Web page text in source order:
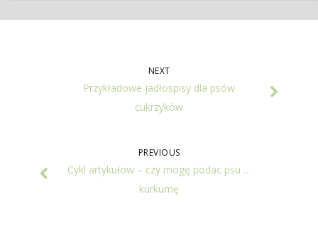
NEXT
Przykładowe jadłospisy dla psów
cukrzyków
PREVIOUS
Cykl artykułow – czy mogę podac psu …
kurkumę